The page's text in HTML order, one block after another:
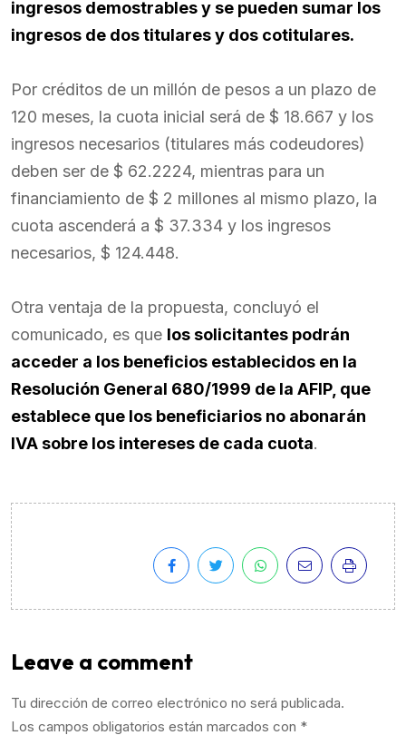
ingresos demostrables y se pueden sumar los
ingresos de dos titulares y dos cotitulares.
Por créditos de un millón de pesos a un plazo de
120 meses, la cuota inicial será de $ 18.667 y los
ingresos necesarios (titulares más codeudores)
deben ser de $ 62.2224, mientras para un
financiamiento de $ 2 millones al mismo plazo, la
cuota ascenderá a $ 37.334 y los ingresos
necesarios, $ 124.448.
Otra ventaja de la propuesta, concluyó el
comunicado, es que los solicitantes podrán
acceder a los beneficios establecidos en la
Resolución General 680/1999 de la AFIP, que
establece que los beneficiarios no abonarán
IVA sobre los intereses de cada cuota.
Leave a comment
Tu dirección de correo electrónico no será publicada.
Los campos obligatorios están marcados con *